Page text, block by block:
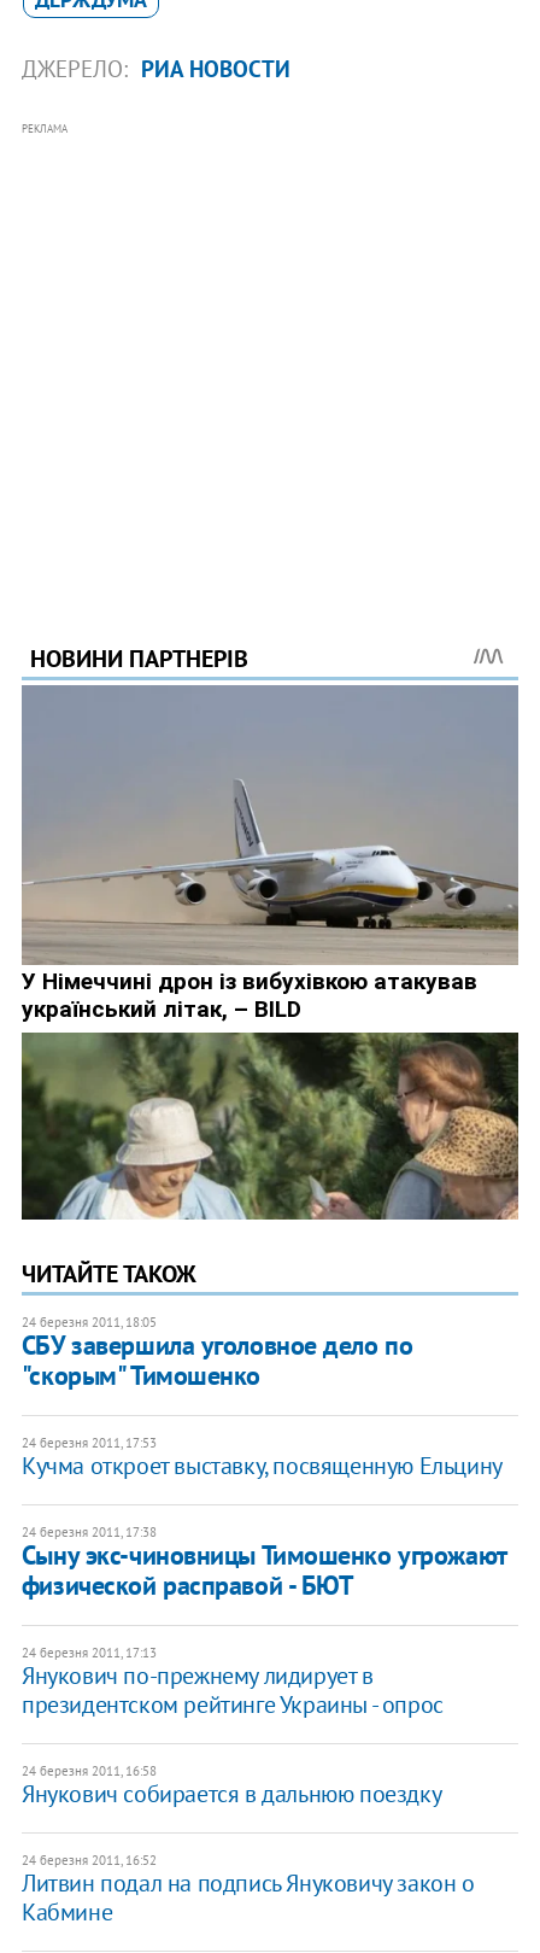
ДЖЕРЕЛО: РИА НОВОСТИ
РЕКЛАМА
ЧИТАЙТЕ ТАКОЖ
24 березня 2011, 18:05
СБУ завершила уголовное дело по
"скорым" Тимошенко
24 березня 2011, 17:53
Кучма откроет выставку, посвященную Ельцину
24 березня 2011, 17:38
Сыну экс-чиновницы Тимошенко угрожают
физической расправой - БЮТ
24 березня 2011, 17:13
Янукович по-прежнему лидирует в
президентском рейтинге Украины - опрос
24 березня 2011, 16:58
Янукович собирается в дальнюю поездку
24 березня 2011, 16:52
Литвин подал на подпись Януковичу закон о
Кабмине